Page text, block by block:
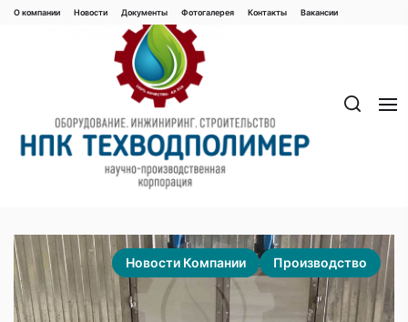
Перейти
Новости Компании Производство
О компании Новости Документы Фотогалерея Контaкты Вакaнсии